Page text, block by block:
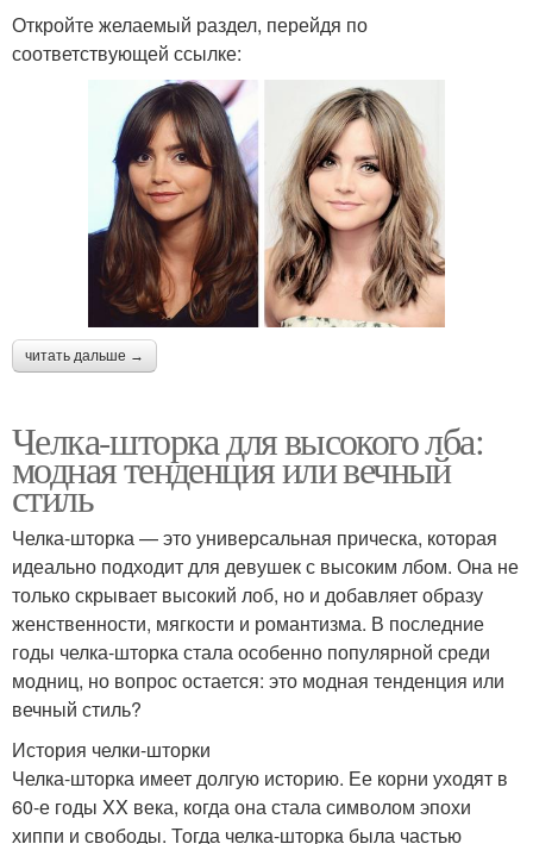
Откройте желаемый раздел, перейдя по
соответствующей ссылке:
читать дальше →
Челка-шторка для высокого лба:
модная тенденция или вечный
стиль
Челка-шторка — это универсальная прическа, которая
идеально подходит для девушек с высоким лбом. Она не
только скрывает высокий лоб, но и добавляет образу
женственности, мягкости и романтизма. В последние
годы челка-шторка стала особенно популярной среди
модниц, но вопрос остается: это модная тенденция или
вечный стиль?
История челки-шторки
Челка-шторка имеет долгую историю. Ее корни уходят в
60-е годы XX века, когда она стала символом эпохи
хиппи и свободы. Тогда челка-шторка была частью